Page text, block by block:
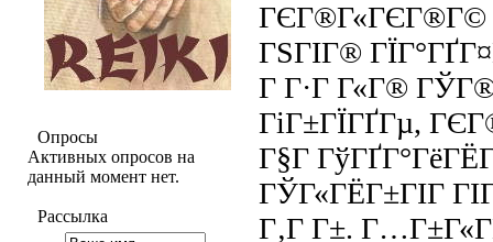
Опросы
Активных опросов на
данный момент нет.
Рассылка
ГЄГ®Г«ГЄГ®Г©
ГЅГІГ®
Г Г·Г Г«Г®
ГіГ±ГЇГҐГµ,
Г§Г
ГЎГ«ГЁГ±ГІГ
Г‚Г Г±.